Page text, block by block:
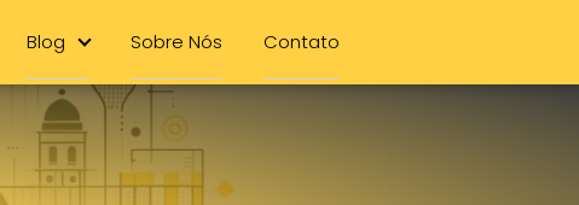
Blog Sobre Nós Contato